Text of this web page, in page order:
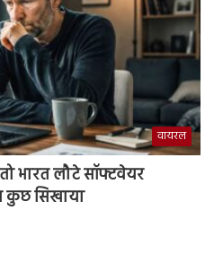
वायरल
भारत लौटे सॉफ्टवेयर
कुछ सिखाया